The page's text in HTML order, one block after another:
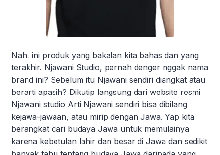
Nah, ini produk yang bakalan kita bahas dan yang
terakhir. Njawani Studio, pernah denger nggak nama
brand ini? Sebelum itu Njawani sendiri diangkat atau
berarti apasih? Dikutip langsung dari website resmi
Njawani studio Arti Njawani sendiri bisa dibilang
kejawa-jawaan, atau mirip dengan Jawa. Yap kita
berangkat dari budaya Jawa untuk memulainya
karena kebetulan lahir dan besar di Jawa dan sedikit